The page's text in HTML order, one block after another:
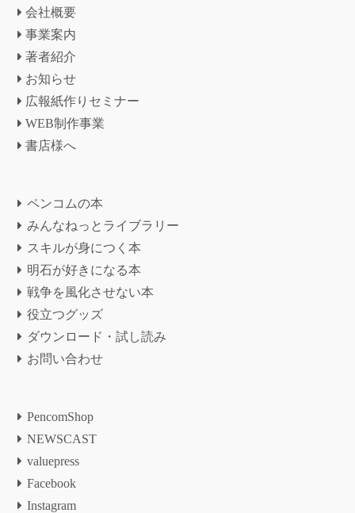
会社概要
事業案内
著者紹介
お知らせ
広報紙作りセミナー
WEB制作事業
書店様へ
ペンコムの本
みんなねっとライブラリー
スキルが身につく本
明石が好きになる本
戦争を風化させない本
役立つグッズ
ダウンロード・試し読み
お問い合わせ
PencomShop
NEWSCAST
valuepress
Facebook
Instagram